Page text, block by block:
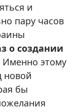
и
пару часов
о создании
Именно этому
новой
бы